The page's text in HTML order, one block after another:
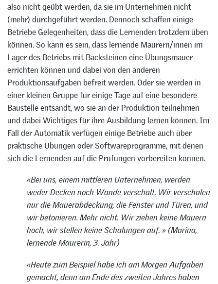
also nicht geübt werden, da sie im Unternehmen nicht
(mehr) durchgeführt werden. Dennoch schaffen einige
Betriebe Gelegenheiten, dass die Lernenden trotzdem üben
können. So kann es sein, dass lernende Maurern/innen im
Lager des Betriebs mit Backsteinen eine Übungsmauer
errichten können und dabei von den anderen
Produktionsaufgaben befreit werden. Oder sie werden in
einer kleinen Gruppe für einige Tage auf eine besondere
Baustelle entsandt, wo sie an der Produktion teilnehmen
und dabei Wichtiges für ihre Ausbildung lernen können. Im
Fall der Automatik verfügen einige Betriebe auch über
praktische Übungen oder Softwareprogramme, mit denen
sich die Lernenden auf die Prüfungen vorbereiten können.
«Bei uns, einem mittleren Unternehmen, werden
weder Decken noch Wände verschalt. Wir verschalen
nur die Mauerabdeckung, die Fenster und Türen, und
wir betonieren. Mehr nicht. Wir ziehen keine Mauern
hoch, wir stellen keine Schalungen auf. » (Marina,
lernende Maurerin, 3. Jahr)
«Heute zum Beispiel habe ich am Morgen Aufgaben
gemacht, denn am Ende des zweiten Jahres haben